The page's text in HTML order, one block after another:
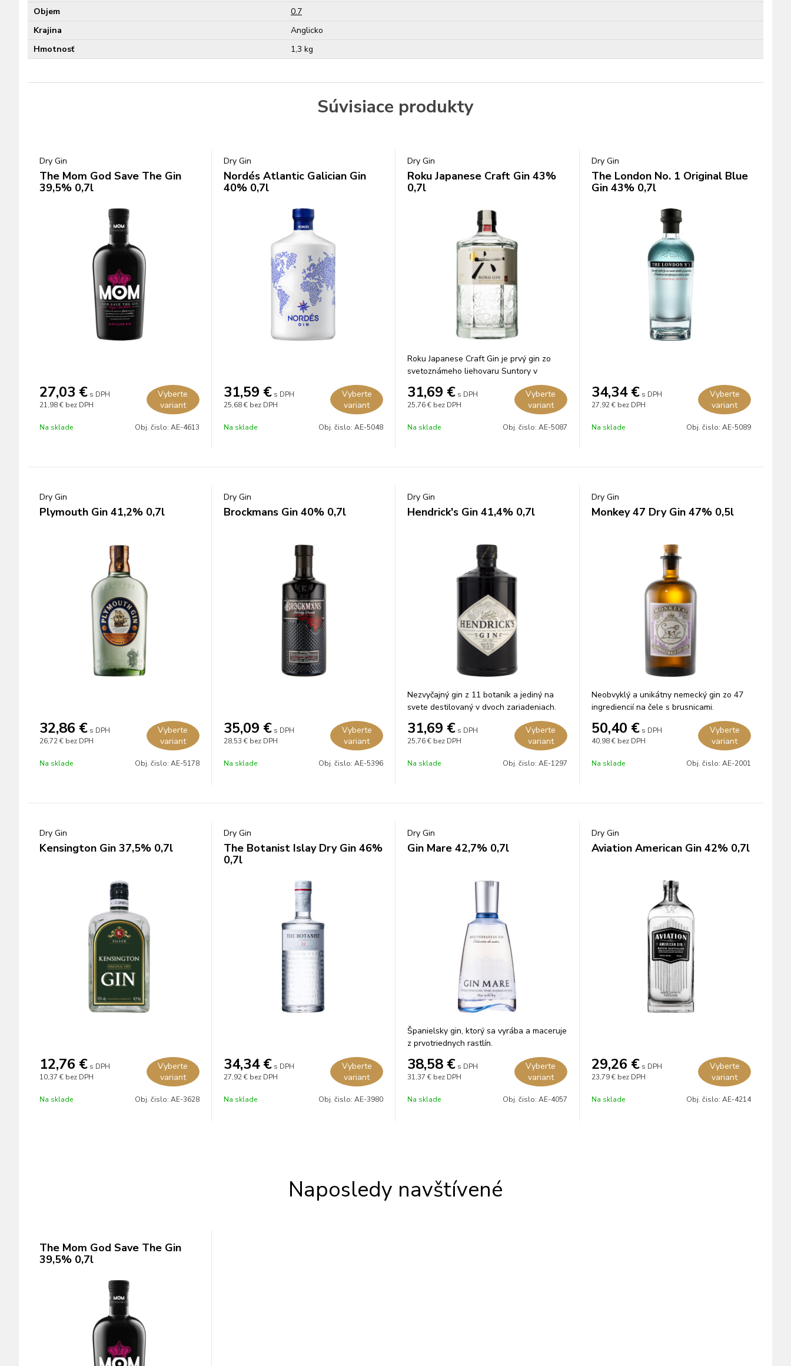
Objem
0.7
Krajina
Anglicko
Hmotnosť
1,3 kg
Súvisiace produkty
Dry Gin
The Mom God Save The Gin
39,5% 0,7l
27,03 € s DPH
21,98 € bez DPH
Vyberte
variant
Na sklade Obj. čislo: AE-4613
Dry Gin
Nordés Atlantic Galician Gin
40% 0,7l
31,59 € s DPH
25,68 € bez DPH
Vyberte
variant
Na sklade Obj. čislo: AE-5048
Dry Gin
Roku Japanese Craft Gin 43%
0,7l
Roku Japanese Craft Gin je prvý gin zo
svetoznámeho liehovaru Suntory v
31,69 € s DPH
25,76 € bez DPH
Vyberte
variant
Na sklade Obj. čislo: AE-5087
Dry Gin
The London No. 1 Original Blue
Gin 43% 0,7l
34,34 € s DPH
27,92 € bez DPH
Vyberte
variant
Na sklade Obj. čislo: AE-5089
Dry Gin
Plymouth Gin 41,2% 0,7l
32,86 € s DPH
26,72 € bez DPH
Vyberte
variant
Na sklade Obj. čislo: AE-5178
Dry Gin
Brockmans Gin 40% 0,7l
35,09 € s DPH
28,53 € bez DPH
Vyberte
variant
Na sklade Obj. čislo: AE-5396
Dry Gin
Hendrick's Gin 41,4% 0,7l
Nezvyčajný gin z 11 botaník a jediný na
svete destilovaný v dvoch zariadeniach.
31,69 € s DPH
25,76 € bez DPH
Vyberte
variant
Na sklade Obj. čislo: AE-1297
Dry Gin
Monkey 47 Dry Gin 47% 0,5l
Neobvyklý a unikátny nemecký gin zo 47
ingrediencií na čele s brusnicami.
50,40 € s DPH
40,98 € bez DPH
Vyberte
variant
Na sklade Obj. čislo: AE-2001
Dry Gin
Kensington Gin 37,5% 0,7l
12,76 € s DPH
10,37 € bez DPH
Vyberte
variant
Na sklade Obj. čislo: AE-3628
Dry Gin
The Botanist Islay Dry Gin 46%
0,7l
34,34 € s DPH
27,92 € bez DPH
Vyberte
variant
Na sklade Obj. čislo: AE-3980
Dry Gin
Gin Mare 42,7% 0,7l
Španielsky gin, ktorý sa vyrába a maceruje
z prvotriednych rastlín.
38,58 € s DPH
31,37 € bez DPH
Vyberte
variant
Na sklade Obj. čislo: AE-4057
Dry Gin
Aviation American Gin 42% 0,7l
29,26 € s DPH
23,79 € bez DPH
Vyberte
variant
Na sklade Obj. čislo: AE-4214
Naposledy navštívené
The Mom God Save The Gin
39,5% 0,7l